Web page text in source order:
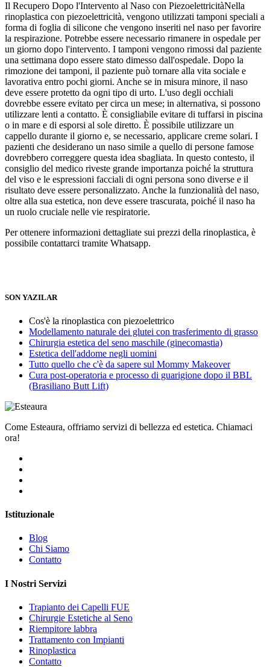
Il Recupero Dopo l'Intervento al Naso con PiezoelettricitàNella
rinoplastica con piezoelettricità, vengono utilizzati tamponi speciali a
forma di foglia di silicone che vengono inseriti nel naso per favorire
la respirazione. Potrebbe essere necessario rimanere in ospedale per
un giorno dopo l'intervento. I tamponi vengono rimossi dal paziente
una settimana dopo essere stato dimesso dall'ospedale. Dopo la
rimozione dei tamponi, il paziente può tornare alla vita sociale e
lavorativa entro pochi giorni. Anche se in misura minore, il naso
deve essere protetto da ogni tipo di urto. L'uso degli occhiali
dovrebbe essere evitato per circa un mese; in alternativa, si possono
utilizzare lenti a contatto. È consigliabile evitare di tuffarsi in piscina
o in mare e di esporsi al sole diretto. È possibile utilizzare un
cappello durante il giorno e, se necessario, applicare creme solari. I
pazienti che desiderano un naso simile a quello di persone famose
dovrebbero correggere questa idea sbagliata. In questo contesto, il
consiglio del medico riveste grande importanza poiché la struttura
del viso e le espressioni facciali di ogni persona sono diverse e il
risultato deve essere personalizzato. Anche la funzionalità del naso,
oltre alla sua estetica, non deve essere trascurata, poiché il naso ha
un ruolo cruciale nelle vie respiratorie.
Per ottenere informazioni dettagliate sui prezzi della rinoplastica, è
possibile contattarci tramite Whatsapp.
SON YAZILAR
Cos'è la rinoplastica con piezoelettrico
Modellamento naturale dei glutei con trasferimento di grasso
Chirurgia estetica del seno maschile (ginecomastia)
Estetica dell'addome negli uomini
Tutto quello che c'è da sapere sul Mommy Makeover
Cura post-operatoria e processo di guarigione dopo il BBL
(Brasiliano Butt Lift)
Come Esteaura, offriamo servizi di bellezza ed estetica. Chiamaci
ora!
Istituzionale
Blog
Chi Siamo
Contatto
I Nostri Servizi
Trapianto dei Capelli FUE
Chirurgie Estetiche al Seno
Riempitore labbra
Trattamento con Impianti
Rinoplastica
Contatto